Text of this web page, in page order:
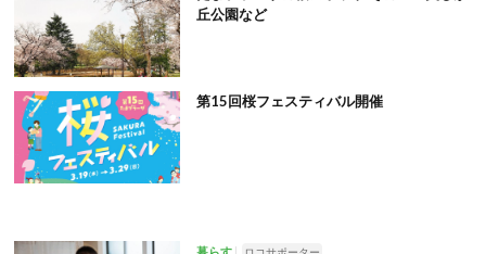
丘公園など
第15回桜フェスティバル開催